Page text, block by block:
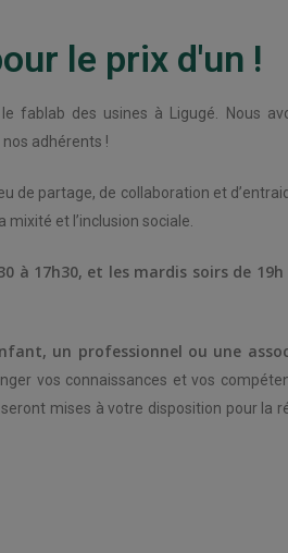
le prix d'un !
fablab des usines à Ligugé. Nous
adhérents !
de partage, de collaboration et
et l’inclusion sociale.
à 17h30, et les mardis soirs de 19h
un professionnel ou une
vos connaissances et vos
mises à votre disposition pour la